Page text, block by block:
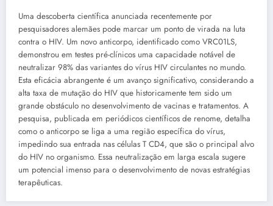
Uma descoberta científica anunciada recentemente por
pesquisadores alemães pode marcar um ponto de virada na luta
contra o HIV. Um novo anticorpo, identificado como VRC01LS,
demonstrou em testes pré-clínicos uma capacidade notável de
neutralizar 98% das variantes do vírus HIV circulantes no mundo.
Esta eficácia abrangente é um avanço significativo, considerando a
alta taxa de mutação do HIV que historicamente tem sido um
grande obstáculo no desenvolvimento de vacinas e tratamentos. A
pesquisa, publicada em periódicos científicos de renome, detalha
como o anticorpo se liga a uma região específica do vírus,
impedindo sua entrada nas células T CD4, que são o principal alvo
do HIV no organismo. Essa neutralização em larga escala sugere
um potencial imenso para o desenvolvimento de novas estratégias
terapêuticas.